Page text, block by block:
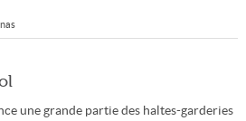
une grande partie des haltes-garderies